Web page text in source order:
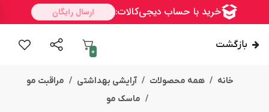
بازگشت
0
خانه همه محصولات آرایشی بهداشتی
مراقبت مو
ماسک مو